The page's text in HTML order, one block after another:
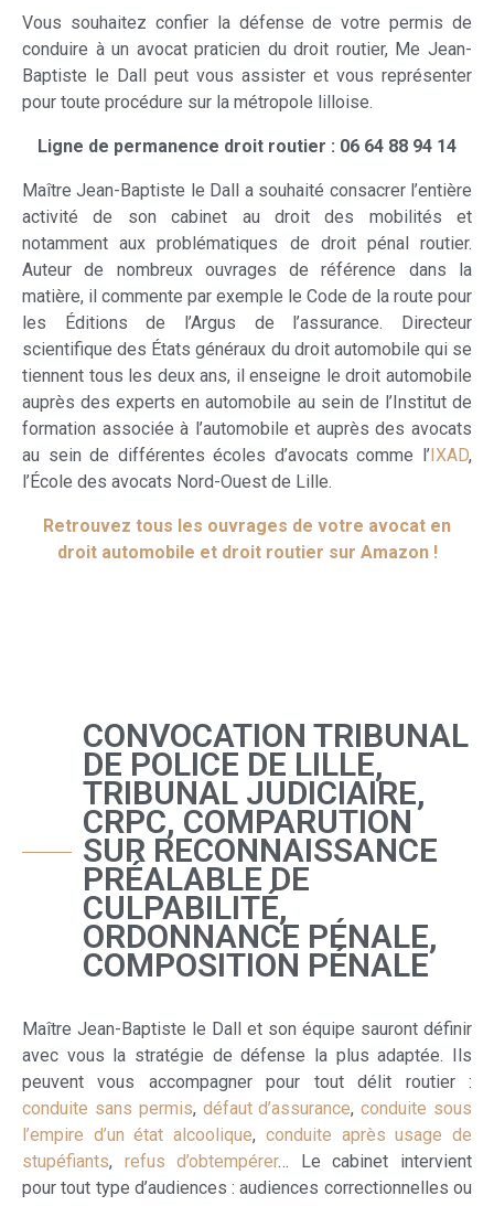
Vous souhaitez confier la défense de votre permis de
conduire à un avocat praticien du droit routier, Me Jean-
Baptiste le Dall peut vous assister et vous représenter
pour toute procédure sur la métropole lilloise.
Ligne de permanence droit routier : 06 64 88 94 14
Maître Jean-Baptiste le Dall a souhaité consacrer l’entière
activité de son cabinet au droit des mobilités et
notamment aux problématiques de droit pénal routier.
Auteur de nombreux ouvrages de référence dans la
matière, il commente par exemple le Code de la route pour
les Éditions de l’Argus de l’assurance. Directeur
scientifique des États généraux du droit automobile qui se
tiennent tous les deux ans, il enseigne le droit automobile
auprès des experts en automobile au sein de l’Institut de
formation associée à l’automobile et auprès des avocats
au sein de différentes écoles d’avocats comme l’IXAD,
l’École des avocats Nord-Ouest de Lille.
Retrouvez tous les ouvrages de votre avocat en
droit automobile et droit routier sur Amazon !
CONVOCATION TRIBUNAL
DE POLICE DE LILLE,
TRIBUNAL JUDICIAIRE,
CRPC, COMPARUTION
SUR RECONNAISSANCE
PRÉALABLE DE
CULPABILITÉ,
ORDONNANCE PÉNALE,
COMPOSITION PÉNALE
Maître Jean-Baptiste le Dall et son équipe sauront définir
avec vous la stratégie de défense la plus adaptée. Ils
peuvent vous accompagner pour tout délit routier :
conduite sans permis, défaut d’assurance,conduite sous
l’empire d’un état alcoolique, conduite après usage de
stupéfiants, refus d’obtempérer… Le cabinet intervient
pour tout type d’audiences : audiences correctionnelles ou